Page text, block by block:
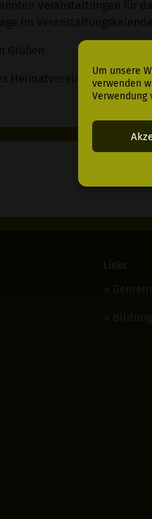
Um unsere
verwenden
Verwendung
Links